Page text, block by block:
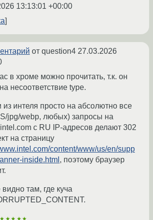
13:13:01 +00:00
от question4 27.03.2026
в хроме можно прочитать, т.к. он
несоответствие type.
из интеля просто на абсолютно все
jpg/webp, любых) запросы на
с RU IP-адресов делают 302
на страницу
content/www/us/en/supp
inside.html , поэтому браузер
там, где куча
★★★★★